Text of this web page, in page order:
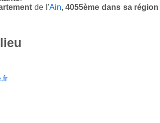
de l'Ain,4055ème dans sa région